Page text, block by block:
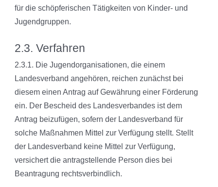
für die schöpferischen Tätigkeiten von Kinder- und
Jugendgruppen.
2.3. Verfahren
2.3.1. Die Jugendorganisationen, die einem
Landesverband angehören, reichen zunächst bei
diesem einen Antrag auf Gewährung einer Förderung
ein. Der Bescheid des Landesverbandes ist dem
Antrag beizufügen, sofern der Landesverband für
solche Maßnahmen Mittel zur Verfügung stellt. Stellt
der Landesverband keine Mittel zur Verfügung,
versichert die antragstellende Person dies bei
Beantragung rechtsverbindlich.